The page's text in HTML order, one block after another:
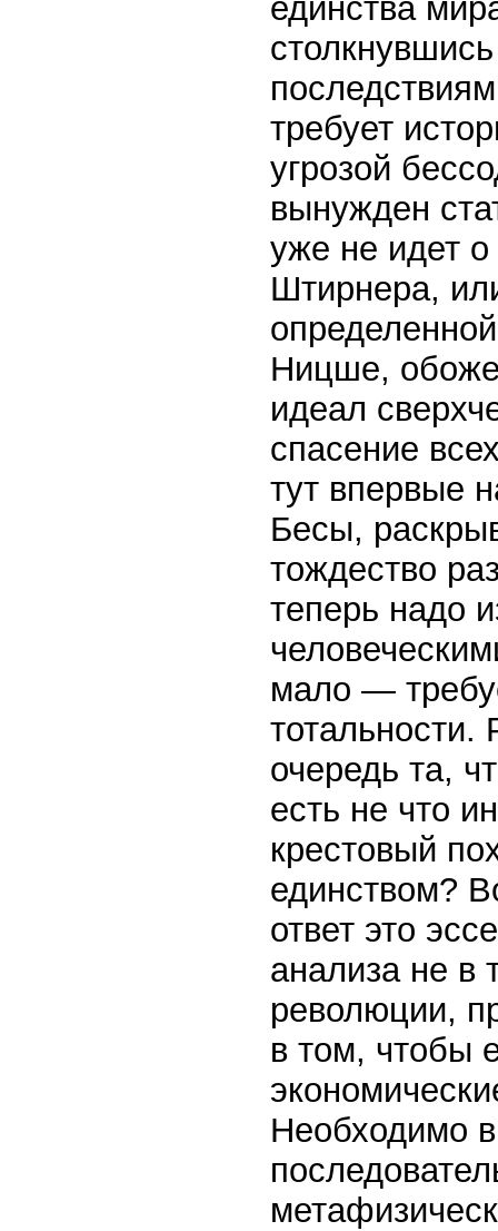
единства
требует
угрозой
вынужден
уже не идет
Штирнера,
Ницше,
идеал
спасение
тут впервые
Бесы,
тождество
теперь надо
мало —
очередь та,
есть не что
крестовый
единством?
ответ это
анализа не в
революции,
в том, чтобы
Необходимо